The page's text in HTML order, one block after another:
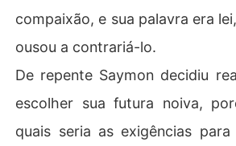
compaixão, e sua palavra era
ousou a contrariá-lo.
De repente Saymon decidiu
escolher sua futura noiva,
quais seria as exigências